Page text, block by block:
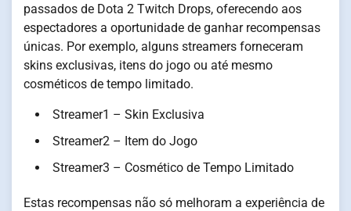
passados de Dota 2 Twitch Drops, oferecendo aos
espectadores a oportunidade de ganhar recompensas
únicas. Por exemplo, alguns streamers forneceram
skins exclusivas, itens do jogo ou até mesmo
cosméticos de tempo limitado.
Streamer1 – Skin Exclusiva
Streamer2 – Item do Jogo
Streamer3 – Cosmético de Tempo Limitado
Estas recompensas não só melhoram a experiência de